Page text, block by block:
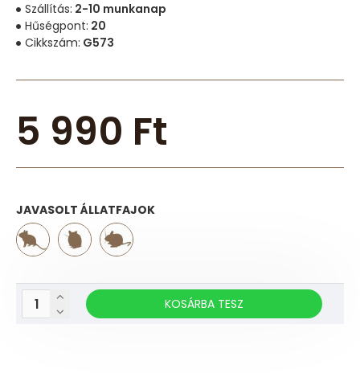
Hűségpont: 20
Cikkszám: G573
Szállítás: 2-10 munkanap
5 990 Ft
JAVASOLT ÁLLATFAJOK
KOSÁRBA TESZ